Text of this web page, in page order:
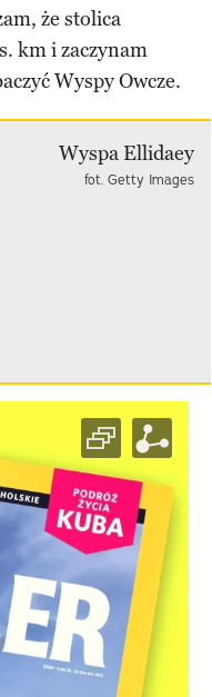
że stolica
km i zaczynam
Wyspy Owcze.
fot. Getty Images